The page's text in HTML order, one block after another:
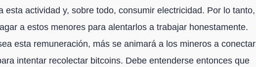
esta actividad y, sobre todo, consumir electricidad. Por lo tanto,
a estos menores para alentarlos a trabajar honestamente.
esta remuneración, más se animará a los mineros a conectar
intentar recolectar bitcoins. Debe entenderse entonces que